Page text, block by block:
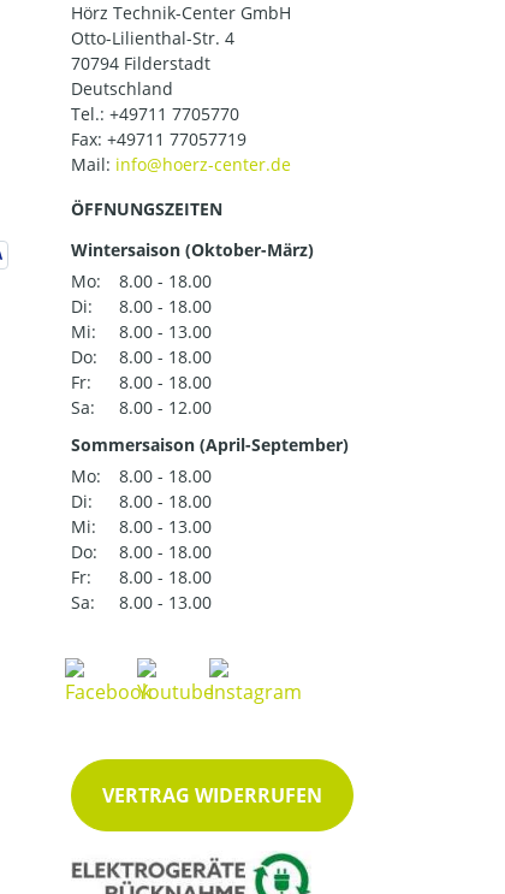
Hörz Technik-Center GmbH
Otto-Lilienthal-Str. 4
70794 Filderstadt
Deutschland
Tel.: +49711 7705770
Fax: +49711 77057719
Mail:
ÖFFNUNGSZEITEN
Wintersaison (Oktober-März)
Mo:
8.00 - 18.00
Di:
8.00 - 18.00
Mi:
8.00 - 13.00
Do:
8.00 - 18.00
Fr:
8.00 - 18.00
Sa:
8.00 - 12.00
Sommersaison (April-September)
Mo:
8.00 - 18.00
Di:
8.00 - 18.00
Mi:
8.00 - 13.00
Do:
8.00 - 18.00
Fr:
8.00 - 18.00
Sa:
8.00 - 13.00
VERTRAG WIDERRUFEN